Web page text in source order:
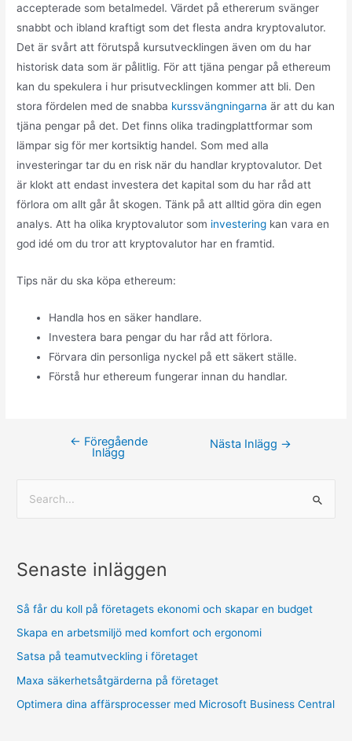
accepterade som betalmedel. Värdet på ethererum svänger
snabbt och ibland kraftigt som det flesta andra kryptovalutor.
Det är svårt att förutspå kursutvecklingen även om du har
historisk data som är pålitlig. För att tjäna pengar på ethereum
kan du spekulera i hur prisutvecklingen kommer att bli. Den
stora fördelen med de snabba kurssvängningarna är att du kan
tjäna pengar på det. Det finns olika tradingplattformar som
lämpar sig för mer kortsiktig handel. Som med alla
investeringar tar du en risk när du handlar kryptovalutor. Det
är klokt att endast investera det kapital som du har råd att
förlora om allt går åt skogen. Tänk på att alltid göra din egen
analys. Att ha olika kryptovalutor som investering kan vara en
god idé om du tror att kryptovalutor har en framtid.
Tips när du ska köpa ethereum:
Handla hos en säker handlare.
Investera bara pengar du har råd att förlora.
Förvara din personliga nyckel på ett säkert ställe.
Förstå hur ethereum fungerar innan du handlar.
← Föregående
Inlägg
Nästa Inlägg →
Senaste inläggen
Så får du koll på företagets ekonomi och skapar en budget
Skapa en arbetsmiljö med komfort och ergonomi
Satsa på teamutveckling i företaget
Maxa säkerhetsåtgärderna på företaget
Optimera dina affärsprocesser med Microsoft Business Central